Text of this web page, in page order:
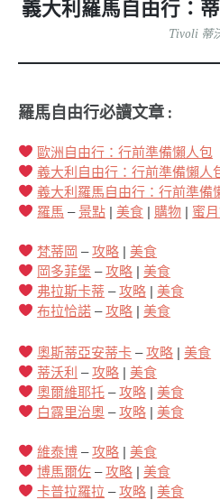
義大利羅馬自由行：
Tivoli 蒂
羅馬自由行必讀文章 :
歐洲自由行：行前準備懶人包
義大利自由行：行前準備懶人
義大利羅馬自由行：行前準備
羅馬 –景點 |美食 | 購物 | 蜜
梵蒂岡 –攻略 |美食
岡多菲堡 –攻略 |美食
弗拉斯卡蒂 –攻略 |美食
布拉恰諾 –攻略 |美食
奧斯蒂亞安蒂卡 –攻略 |美食
蒂沃利 –攻略 |美食
奧爾維耶托 –攻略 |美食
白露里治奧 –攻略 |美食
維泰博 –攻略 |美食
博馬爾佐 –攻略 |美食
卡普拉羅拉 –攻略 |美食